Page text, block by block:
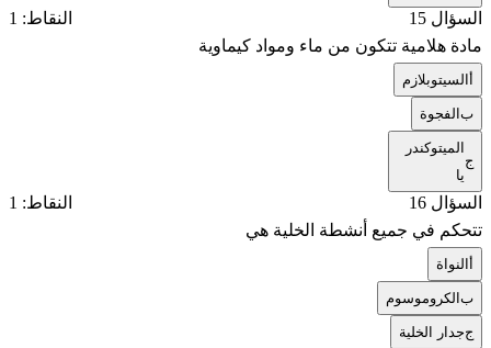
السؤال 15
النقاط: 1
مادة هلامية تتكون من ماء ومواد كيماوية
السيتوبلازم
بالفجوة
ج
الميتوكندر
يا
السؤال 16
النقاط: 1
تتحكم في جميع أنشطة الخلية هي
النواة
بالكروموسوم
ججدار الخلية